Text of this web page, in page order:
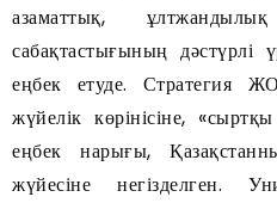
азаматтық,
сабақтастығының дәстүрлі
еңбек етуде. Стратегия
жүйелік көрінісіне,
еңбек нарығы,
жүйесіне негізделген.